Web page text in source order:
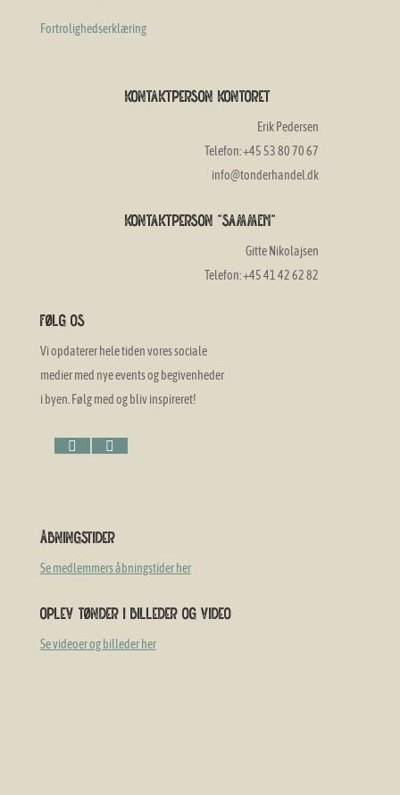
Fortrolighedserklæring
Kontaktperson Kontoret
Erik Pedersen
Telefon: +45 53 80 70 67
info@tonderhandel.dk
Kontaktperson "SAMMEN"
Gitte Nikolajsen
Telefon: +45 41 42 62 82
Følg os
Vi opdaterer hele tiden vores sociale
medier med nye events og begivenheder
i byen. Følg med og bliv inspireret!
Follow Follow
Åbningstider
Se medlemmers åbningstider her
Oplev Tønder i billeder og video
Se videoer og billeder her